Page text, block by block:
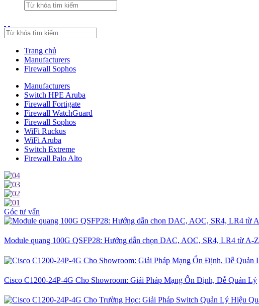
Trang chủ
Manufacturers
Firewall Sophos
Manufacturers
Switch HPE Aruba
Firewall Fortigate
Firewall WatchGuard
Firewall Sophos
WiFi Ruckus
WiFi Aruba
Switch Extreme
Firewall Palo Alto
Góc tư vấn
Module quang 100G QSFP28: Hướng dẫn chọn DAC, AOC, SR4, LR4 từ A-Z
Cisco C1200-24P-4G Cho Showroom: Giải Pháp Mạng Ổn Định, Dễ Quản Lý